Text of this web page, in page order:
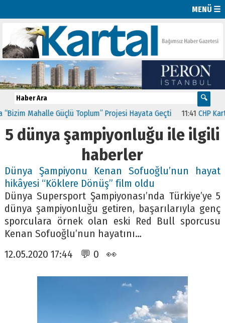
MENÜ ☰
Mahalle Güçlü Toplum” Projesi Hayata Geçti 11:41 CHP
5 dünya şampiyonluğu ile ilgili
haberler
Dünya Şampiyonu Kenan Sofuoğlu’nun hayat
hikâyesi “Köklere Dönüş” film oldu
Dünya Supersport Şampiyonası’nda Türkiye’ye 5
dünya şampiyonluğu getiren, başarılarıyla genç
sporculara örnek olan eski Red Bull sporcusu
Kenan Sofuoğlu’nun hayatını…
12.05.2020 17:44 💬 0 👀